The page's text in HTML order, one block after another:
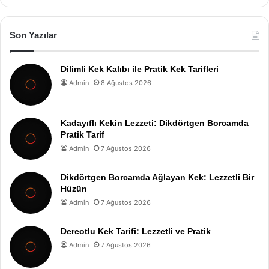
Son Yazılar
Dilimli Kek Kalıbı ile Pratik Kek Tarifleri
Admin 8 Ağustos 2026
Kadayıflı Kekin Lezzeti: Dikdörtgen Borcamda
Pratik Tarif
Admin 7 Ağustos 2026
Dikdörtgen Borcamda Ağlayan Kek: Lezzetli Bir
Hüzün
Admin 7 Ağustos 2026
Dereotlu Kek Tarifi: Lezzetli ve Pratik
Admin 7 Ağustos 2026